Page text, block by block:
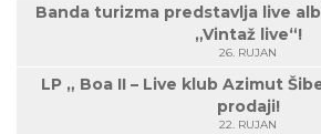
Banda turizma predstavlja live
„Vintaž live“!
26. RUJAN
LP „ Boa II – Live klub Azimut
prodaji!
22. RUJAN